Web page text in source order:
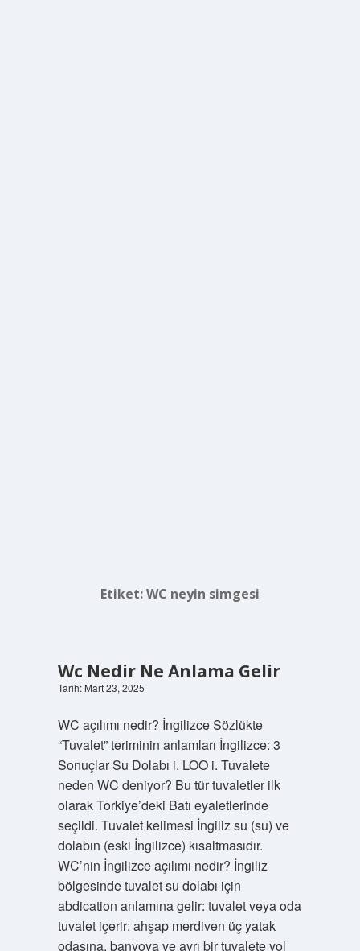
Etiket:WC neyin simgesi
Wc Nedir Ne Anlama Gelir
Tarih: Mart 23, 2025
WC açılımı nedir? İngilizce Sözlükte
“Tuvalet” teriminin anlamları İngilizce: 3
Sonuçlar Su Dolabı i. LOO i. Tuvalete
neden WC deniyor? Bu tür tuvaletler ilk
olarak Torkiye’deki Batı eyaletlerinde
seçildi. Tuvalet kelimesi İngiliz su (su) ve
dolabın (eski İngilizce) kısaltmasıdır.
WC’nin İngilizce açılımı nedir? İngiliz
bölgesinde tuvalet su dolabı için
abdication anlamına gelir: tuvalet veya oda
tuvalet içerir: ahşap merdiven üç yatak
odasına, banyoya ve ayrı bir tuvalete yol